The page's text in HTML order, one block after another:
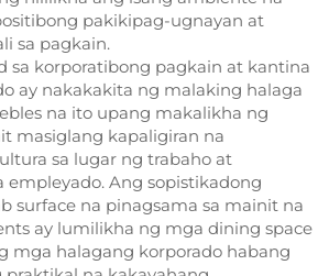
pakikipag-ugnayan at
sa pagkain.
sa korporatibong pagkain at kantina
ay nakakakita ng malaking halaga
na ito upang makalikha ng
masiglang kapaligiran na
sa lugar ng trabaho at
empleyado. Ang sopistikadong
surface na pinagsama sa mainit na
ay lumilikha ng mga dining space
mga halagang korporado habang